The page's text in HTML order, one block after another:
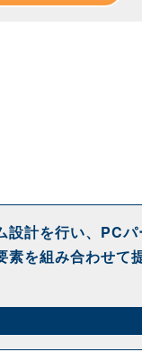
設計を行い、PC
を組み合わせて